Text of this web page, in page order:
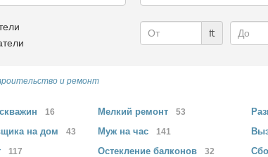
₶
и ремонт
скважин 16
на дом 43
117
Мелкий ремонт 53
Муж на час 141
Остекление балконов 32